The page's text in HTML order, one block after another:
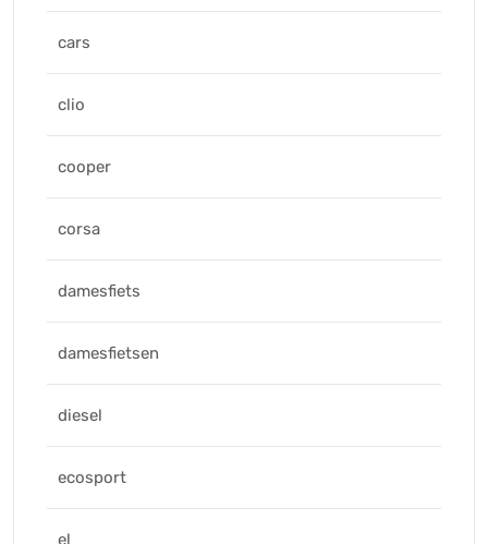
cars
clio
cooper
corsa
damesfiets
damesfietsen
diesel
ecosport
el